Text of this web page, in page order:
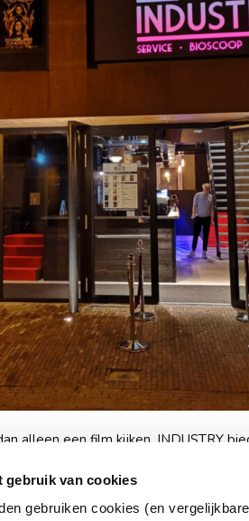
gebruik van cookies
gebruiken cookies (en
alleen een film kijken. INDUSTRY
Zo is film kijken helemaal relaxed